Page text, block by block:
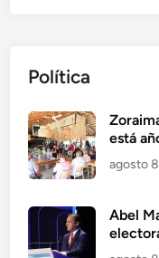
Política
está
agosto
Abel